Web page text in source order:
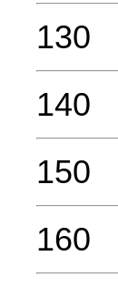
130
140
150
160